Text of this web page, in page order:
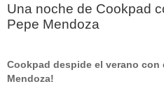
Una noche de Cookpad
Pepe Mendoza
Cookpad despide el verano con
Mendoza!